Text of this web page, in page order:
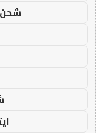
شحن